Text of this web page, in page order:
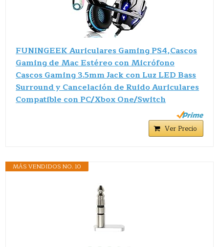
FUNINGEEK Auriculares Gaming PS4,Cascos
Gaming de Mac Estéreo con Micrófono
Cascos Gaming 3.5mm Jack con Luz LED Bass
Surround y Cancelación de Ruido Auriculares
Compatible con PC/Xbox One/Switch
Ver Precio
MÁS VENDIDOS NO. 10